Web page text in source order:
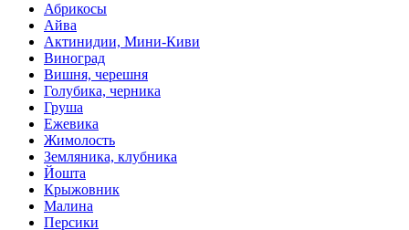
Абрикосы
Айва
Актинидии, Мини-Киви
Виноград
Вишня, черешня
Голубика, черника
Груша
Ежевика
Жимолость
Земляника, клубника
Йошта
Крыжовник
Малина
Персики